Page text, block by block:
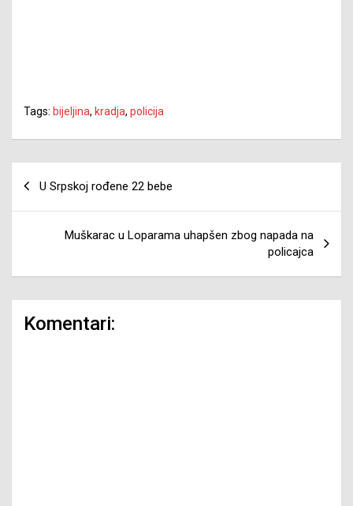
Tags: bijeljina, kradja, policija
članaka
U Srpskoj rođene 22 bebe
Muškarac u Loparama uhapšen zbog napada na
policajca
Komentari: